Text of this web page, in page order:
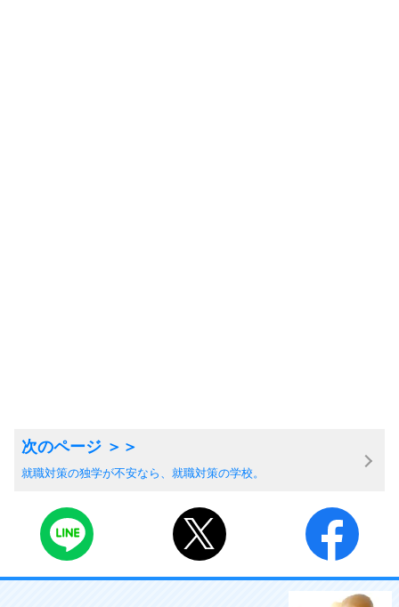
就職対策の独学が不安なら、就職対策の学校。